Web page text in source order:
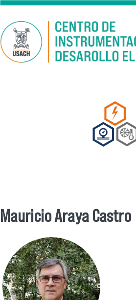
Pasar al contenido principal
Se encuentra usted aquí
Mauricio Araya Castro